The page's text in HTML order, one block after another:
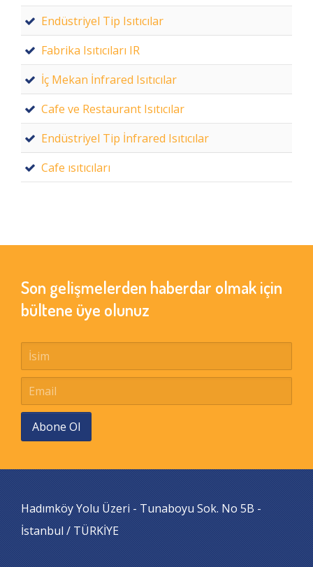
Endüstriyel Tip Isıtıcılar
Fabrika Isıtıcıları IR
İç Mekan İnfrared Isıtıcılar
Cafe ve Restaurant Isıtıcılar
Endüstriyel Tip İnfrared Isıtıcılar
Cafe ısıtıcıları
Son gelişmelerden haberdar olmak için
bültene üye olunuz
Abone Ol
Hadımköy Yolu Üzeri - Tunaboyu Sok. No 5B -
İstanbul / TÜRKİYE